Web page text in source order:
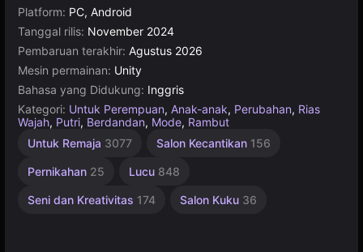
Platform: PC, Android
Tanggal rilis: November 2024
Pembaruan terakhir: Agustus 2026
Mesin permainan: Unity
Bahasa yang Didukung: Inggris
Kategori: Untuk Perempuan, Anak-anak, Perubahan, Rias
Wajah, Putri, Berdandan, Mode, Rambut
Untuk Remaja 3077 Salon Kecantikan 156
Pernikahan 25 Lucu 848
Seni dan Kreativitas 174 Salon Kuku 36
Desktop
Rusia
Sederhana
Untuk
1481
Online
5027
Unity
3177